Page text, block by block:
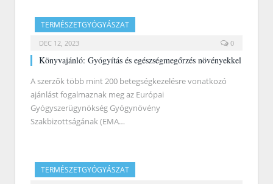
TERMÉSZETGYÓGYÁSZAT
DEC 12, 2023 0
Könyvajánló: Gyógyítás és egészségmegőrzés növényekkel
A szerzők több mint 200 betegségkezelésre vonatkozó
ajánlást fogalmaznak meg az Európai
Gyógyszerügynökség Gyógynövény
Szakbizottságának (EMA…
TERMÉSZETGYÓGYÁSZAT